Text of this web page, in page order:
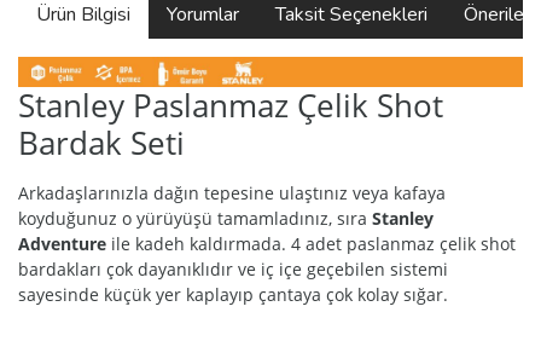
Ürün Bilgisi Yorumlar Taksit Seçenekleri
Stanley Paslanmaz Çelik Shot
Bardak Seti
Arkadaşlarınızla dağın tepesine ulaştınız veya kafaya
koyduğunuz o yürüyüşü tamamladınız, sıra Stanley
Adventure ile kadeh kaldırmada. 4 adet paslanmaz çelik shot
bardakları çok dayanıklıdır ve iç içe geçebilen sistemi
sayesinde küçük yer kaplayıp çantaya çok kolay sığar.